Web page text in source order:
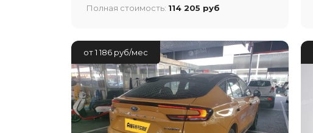
Полная стоимость: 114 205 руб
от 1 186 руб/мес